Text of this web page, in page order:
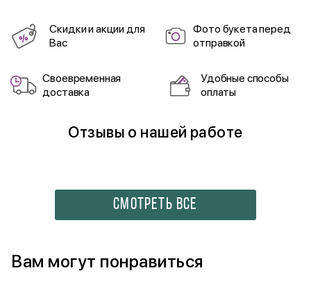
Скидки и акции для
Вас
Фото букета перед
отправкой
Своевременная
доставка
Удобные способы
оплаты
Отзывы о нашей работе
СМОТРЕТЬ ВСЕ
Вам могут понравиться